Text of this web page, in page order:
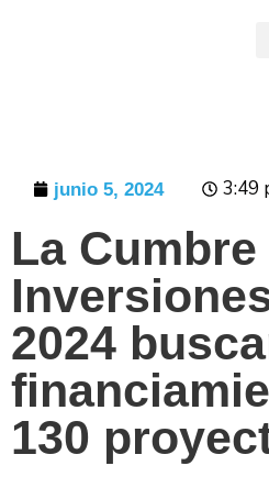
junio 5, 2024 3:49
La Cumbre
2024
130